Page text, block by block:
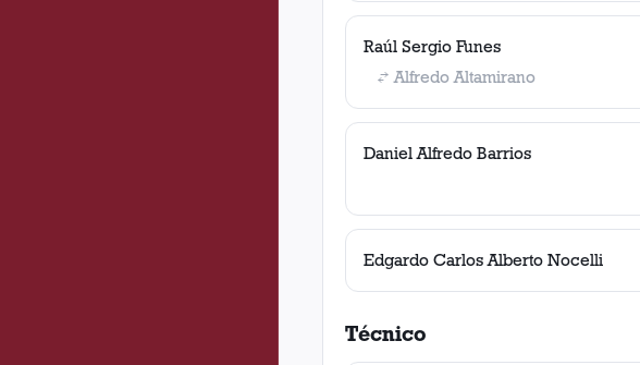
Raúl Sergio Funes
Alfredo Altamirano
Daniel Alfredo Barrios
Edgardo Carlos Alberto Nocelli
Técnico